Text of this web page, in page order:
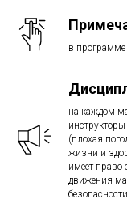
в
на каждом
(плохая
жизни и
имеет право
движения